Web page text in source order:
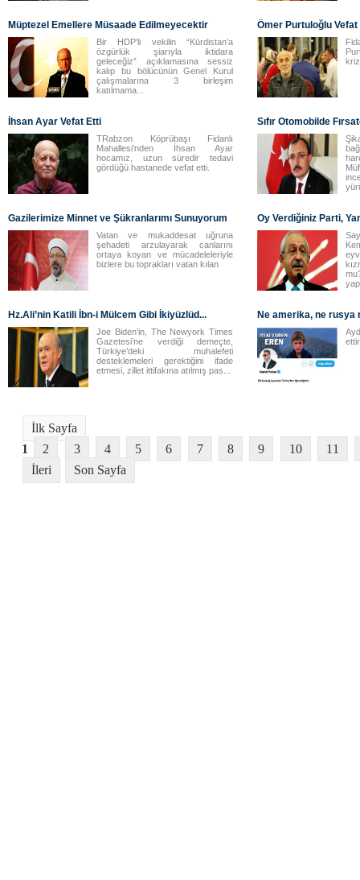
Müptezel Emellere Müsaade Edilmeyecektir
Bir HDP’li vekilin “Kürdistan’a
özgürlük şiarıyla iktidara
geleceğiz” açıklamasına sessiz
kalıp bu bölücünün Genel Kurul
çalışmalarına 3 birleşim
katılmama...
Ömer Purtuloğlu Vefat
İhsan Ayar Vefat Etti
TRabzon Köprübaşı Fidanlı
Mahallesi’nden İhsan Ayar
hocamız, uzun süredir tedavi
gördüğü hastanede vefat etti.
Sıfır Otomobilde
Gazilerimize Minnet ve Şükranlarımı Sunuyorum
Vatan ve mukaddesat uğruna
şehadeti arzulayarak canlarını
ortaya koyan ve mücadeleleriyle
bizlere bu toprakları vatan kılan
Oy Verdiğiniz Parti,
Hz.Ali’nin Katili İbn-i Mülcem Gibi İkiyüzlüd...
Joe Biden’in, The Newyork Times
Gazetesi’ne verdiği demeçte,
Türkiye’deki muhalefeti
desteklemeleri gerektiğini ifade
etmesi, zillet ittifakına atılmış pas...
Ne amerika, ne rusya
1 2 3 4 5 6 7 8 9 10 11